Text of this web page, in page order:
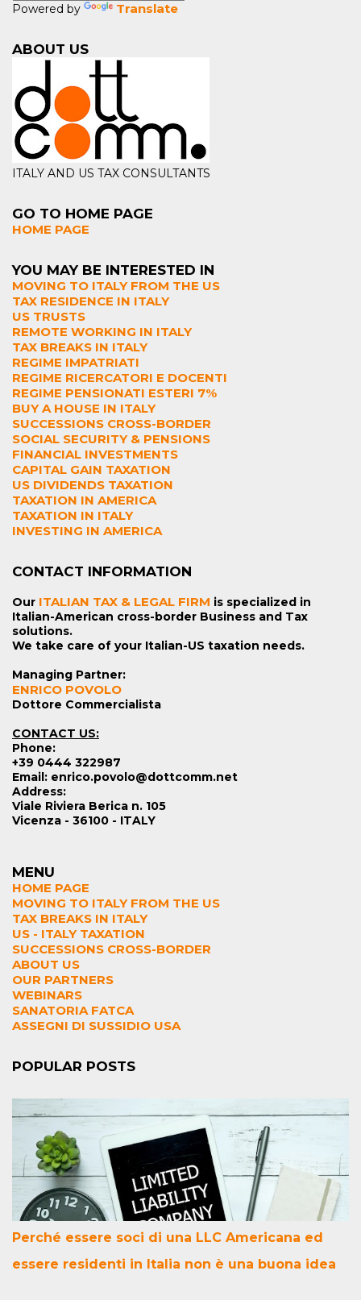
Powered by Translate
ABOUT US
ITALY AND US TAX CONSULTANTS
GO TO HOME PAGE
HOME PAGE
YOU MAY BE INTERESTED IN
MOVING TO ITALY FROM THE US
TAX RESIDENCE IN ITALY
US TRUSTS
REMOTE WORKING IN ITALY
TAX BREAKS IN ITALY
REGIME IMPATRIATI
REGIME RICERCATORI E DOCENTI
REGIME PENSIONATI ESTERI 7%
BUY A HOUSE IN ITALY
SUCCESSIONS CROSS-BORDER
SOCIAL SECURITY & PENSIONS
FINANCIAL INVESTMENTS
CAPITAL GAIN TAXATION
US DIVIDENDS TAXATION
TAXATION IN AMERICA
TAXATION IN ITALY
INVESTING IN AMERICA
CONTACT INFORMATION
Our ITALIAN TAX & LEGAL FIRM is specialized in
Italian-American cross-border Business and Tax
solutions.
We take care of your Italian-US taxation needs.
Managing Partner:
ENRICO POVOLO
Dottore Commercialista
CONTACT US:
Phone:
+39 0444 322987
Email: enrico.povolo@dottcomm.net
Address:
Viale Riviera Berica n. 105
Vicenza - 36100 - ITALY
MENU
HOME PAGE
MOVING TO ITALY FROM THE US
TAX BREAKS IN ITALY
US - ITALY TAXATION
SUCCESSIONS CROSS-BORDER
ABOUT US
OUR PARTNERS
WEBINARS
SANATORIA FATCA
ASSEGNI DI SUSSIDIO USA
POPULAR POSTS
Perché essere soci di una LLC Americana ed
essere residenti in Italia non è una buona idea